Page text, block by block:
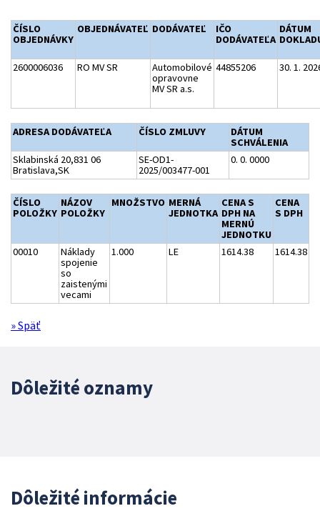
ČÍSLO
OBJEDNÁVKY
OBJEDNÁVATEĽ DODÁVATEĽ
IČO
DODÁVATEĽA
DÁTUM
2600006036 RO MV SR
Automobilové
opravovne
MV SR a.s.
44855206 30. 1.
ADRESA DODÁVATEĽA ČÍSLO ZMLUVY
DÁTUM
SCHVÁLENIA
Sklabinská 20,831 06
Bratislava,SK
SE-OD1-
2025/003477-001
0. 0. 0000
ČÍSLO
POLOŽKY
NÁZOV
POLOŽKY
MNOŽSTVO MERNÁ
JEDNOTKA
CENA S
DPH NA
MERNÚ
JEDNOTKU
CENA
S DPH
00010
Náklady
spojenie
so
zaistenými
vecami
1.000 LE 1614.38 1614.38
» Späť
Dôležité oznamy
Dôležité informácie